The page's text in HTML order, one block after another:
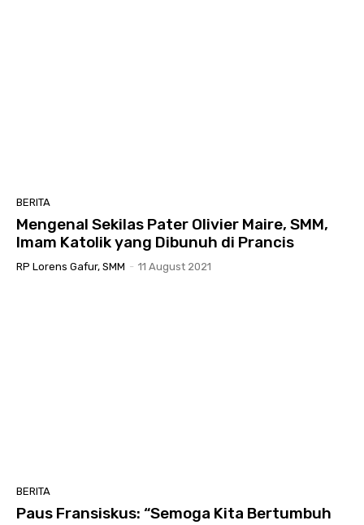
BERITA
Mengenal Sekilas Pater Olivier Maire, SMM,
Imam Katolik yang Dibunuh di Prancis
RP Lorens Gafur, SMM - 11 August 2021
BERITA
Paus Fransiskus: “Semoga Kita Bertumbuh